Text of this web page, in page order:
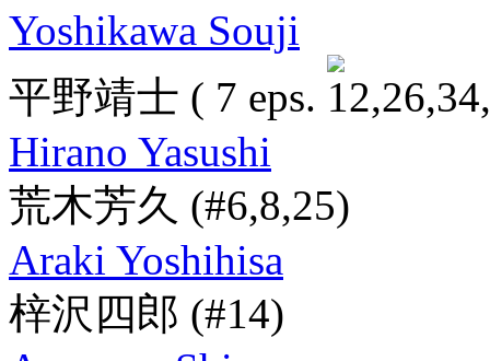
Yoshikawa Souji
平野靖士 ( 7 eps.
Hirano Yasushi
荒木芳久 (#6,8,25)
Araki Yoshihisa
梓沢四郎 (#14)